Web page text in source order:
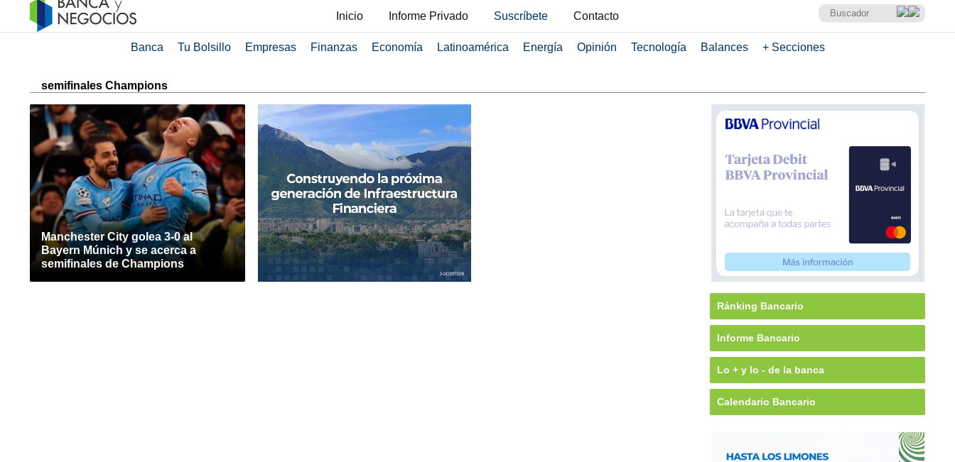
Inicio Informe Privado Suscríbete Contacto
Banca Tu Bolsillo Empresas Finanzas Economía Latinoamérica Energía Opinión Tecnología Balances + Secciones
semifinales Champions
Manchester City golea 3-0 al
Bayern Múnich y se acerca a
semifinales de Champions
Ránking Bancario
Informe Bancario
Lo + y lo - de la banca
Calendario Bancario